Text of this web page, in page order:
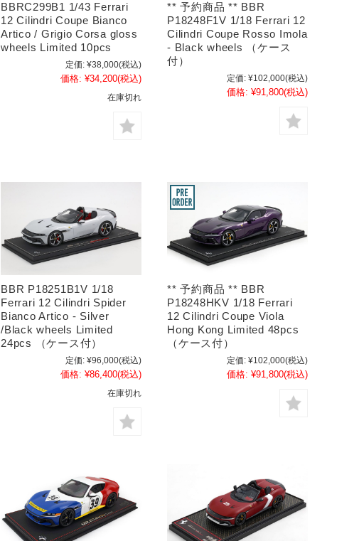
BBRC299B1 1/43 Ferrari
12 Cilindri Coupe Bianco
Artico / Grigio Corsa gloss
wheels Limited 10pcs
定価: ¥38,000(税込)
価格: ¥34,200(税込)
在庫切れ
** 予約商品 ** BBR
P18248F1V 1/18 Ferrari 12
Cilindri Coupe Rosso Imola
- Black wheels （ケース
付）
定価: ¥102,000(税込)
価格: ¥91,800(税込)
BBR P18251B1V 1/18
Ferrari 12 Cilindri Spider
Bianco Artico - Silver
/Black wheels Limited
24pcs （ケース付）
定価: ¥96,000(税込)
価格: ¥86,400(税込)
在庫切れ
** 予約商品 ** BBR
P18248HKV 1/18 Ferrari
12 Cilindri Coupe Viola
Hong Kong Limited 48pcs
（ケース付）
定価: ¥102,000(税込)
価格: ¥91,800(税込)